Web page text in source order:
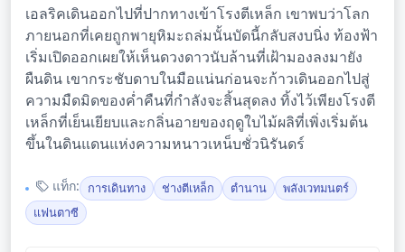
เอลริคเดินออกไปที่ปากทางเข้าโรงตีเหล็ก เขาพบว่าโลก
ภายนอกที่เคยถูกพายุหิมะถล่มนั้นบัดนี้กลับสงบนิ่ง ท้องฟ้า
เริ่มเปิดออกเผยให้เห็นดวงดาวนับล้านที่เฝ้ามองลงมายัง
ผืนดิน เขากระชับดาบในมือแน่นก่อนจะก้าวเดินออกไปสู่
ความมืดมิดของค่ำคืนที่กำลังจะสิ้นสุดลง ทิ้งไว้เพียงโรงตี
เหล็กที่เย็นเยียบและกลิ่นอายของฤดูใบไม้ผลิที่เพิ่งเริ่มต้น
ขึ้นในดินแดนแห่งความหนาวเหน็บชั่วนิรันดร์
แท็ก: การเดินทาง ช่างตีเหล็ก ตำนาน
พลังเวทมนตร์
แฟนตาซี